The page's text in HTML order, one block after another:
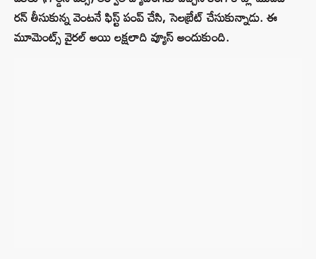
రన్ తీసుకున్న వెంటనే ఫిస్ట్ పంప్ చేసి, సెలబ్రేట్ చేసుకున్నాడు. ఈ
మూమెంట్స్ వైరల్ అయి లక్షలాది వ్యూస్ అందుకుంది.